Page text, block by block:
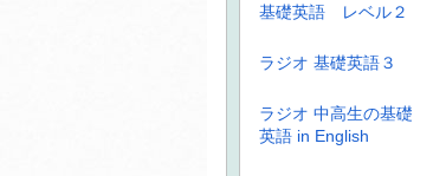
基礎英語 レベル２
ラジオ 基礎英語３
ラジオ 中高生の基礎
英語 in English